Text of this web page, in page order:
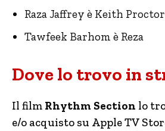
Raza Jaffrey è Keith Proctor
Tawfeek Barhom è Reza
Dove lo trovo in
Il film Rhythm Section lo
e/o acquisto su Apple TV